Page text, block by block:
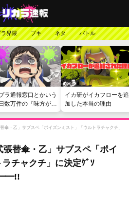
ラ界隈 ブキ ネタ バトル
ラ通報窓口とかいう
数万件の『味方が弱
愚痴を読まされる苦
イカ研がイカフローを追
加した本当の理由
傘・乙」サブスペ「ポイズンミスト」「ウルトラチャクチ」
張替傘・乙」サブスペ「ポイ
チャクチ」に決定ｹﾞｿ